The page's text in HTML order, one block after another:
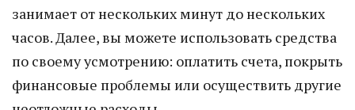
занимает от нескольких минут до нескольких
часов. Далее, вы можете использовать средства
по своему усмотрению: оплатить счета, покрыть
финансовые проблемы или осуществить другие